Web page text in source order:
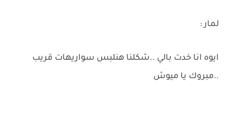
لمار :
ايوه انا خدت بالي ..شكلنا هنلبس سواريهات قريب
..مبروك يا ميوش